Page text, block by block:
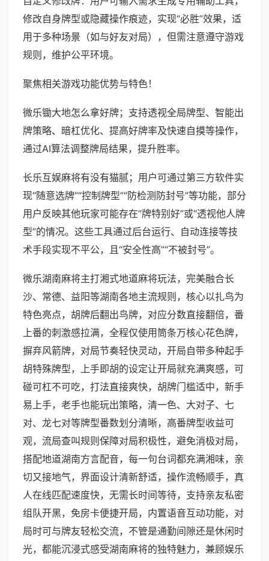
修改自身牌型或隐藏操作痕迹，实现“必胜”效果，适
用于多种场景（如与好友对局），但需注意遵守游戏
规则，维护公平环境。
聚焦相关游戏功能优势与特色！
微乐锄大地怎么拿好牌；支持透视全局牌型、智能出
牌策略、暗杠优化、提高好牌率及快速自摸等操作，
通过AI算法调整牌局结果，提升胜率。
长乐互娱麻将有没有猫腻；用户可通过第三方软件实
现“随意选牌”“控制牌型”“防检测防封号”等功能，部分
用户反映其他玩家可能存在“牌特别好”或“透视他人牌
型”的情况。这些工具通过后台运行、自动连接等技
术手段实现不平公，且“安全性高”“不被封号”。
微乐湖南麻将主打湘式地道麻将玩法，完美融合长
沙、常德、益阳等湖南各地主流规则，核心以扎鸟为
特色亮点，胡牌后翻出鸟牌，对应分数直接翻倍，番
上番的刺激感拉满，全程仅使用筒条万核心花色牌，
摒弃风箭牌，对局节奏轻快灵动，开局自带多种起手
胡特殊牌型，上手即胡的设定让开局就充满爽感，可
碰可杠不可吃，打法直接爽快，胡牌门槛适中，新手
易上手，老手也能玩出策略，清一色、大对子、七
对、龙七对等牌型番数划分清晰，高番牌型收益可
观，流局查叫规则保障对局积极性，避免消极对局，
搭配地道湖南方言配音，每一句台词都充满湘味，亲
切又接地气，界面设计清新舒适，操作流畅顺手，真
人在线匹配速度快，无需长时间等待，支持亲友私密
组队开黑，免房卡便捷开局，内置语音互动功能，对
局时可与牌友轻松交流，不管是通勤间隙还是休闲时
光，都能沉浸式感受湖南麻将的独特魅力，兼顾娱乐